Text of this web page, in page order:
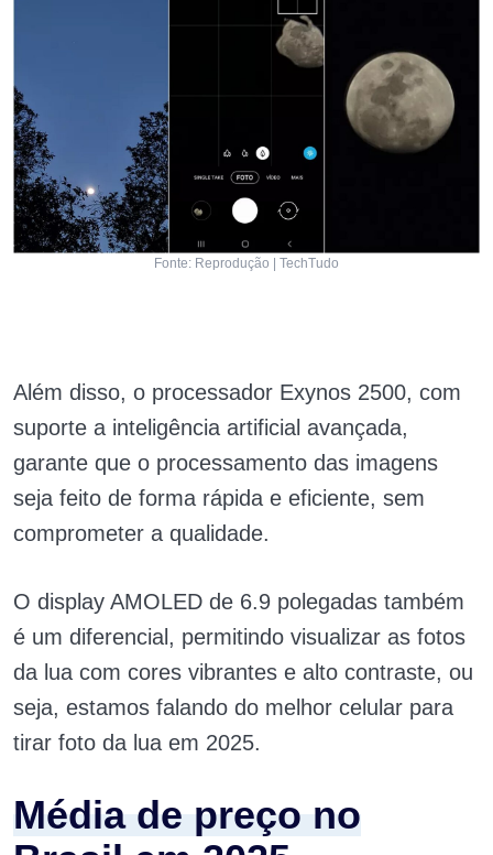
Fonte: Reprodução | TechTudo
Além disso, o processador Exynos 2500, com
suporte a inteligência artificial avançada,
garante que o processamento das imagens
seja feito de forma rápida e eficiente, sem
comprometer a qualidade.
O display AMOLED de 6.9 polegadas também
é um diferencial, permitindo visualizar as fotos
da lua com cores vibrantes e alto contraste, ou
seja, estamos falando do melhor celular para
tirar foto da lua em 2025.
Média de preço no